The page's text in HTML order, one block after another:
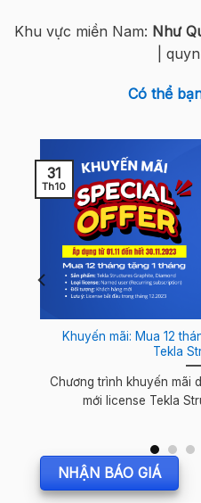
Khu vực miền Nam: Như
|
Có thể
Khuyến mãi: Mua 12
Tekla
Chương trình khuyến mãi
mới license Tekla
31
Th10
NHẬN BÁO GIÁ